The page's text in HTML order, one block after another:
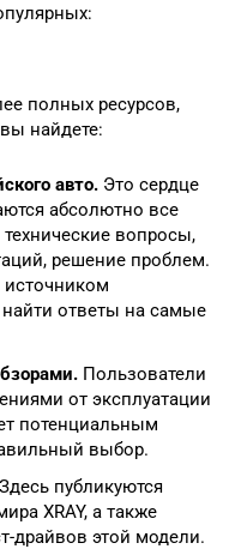
полных ресурсов,
найдете:
авто. Это сердце
абсолютно все
вопросы,
решение проблем.
ответы на самые
Пользователи
от эксплуатации
потенциальным
выбор.
Здесь публикуются
XRAY, а также
драйвов этой модели.